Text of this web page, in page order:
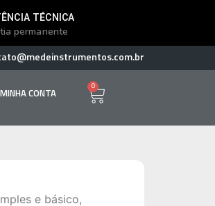
TÉCNICA
permanente
MINHA CONTA 0
e básico,